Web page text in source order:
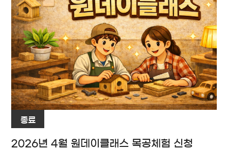
종료
2026년 4월 원데이클래스 목공체험 신청